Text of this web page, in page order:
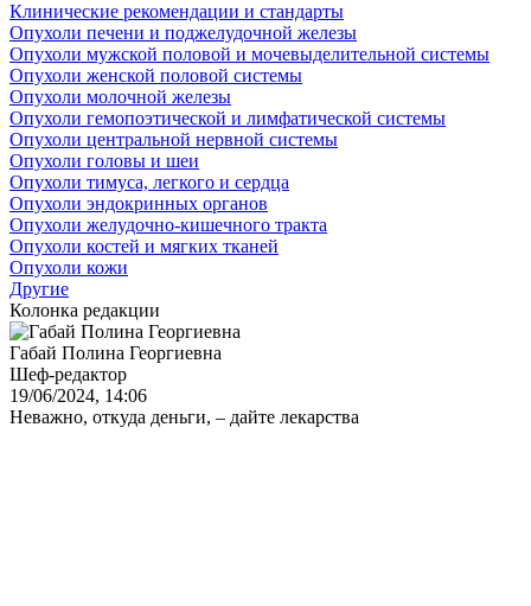
Клинические рекомендации и стандарты
Опухоли печени и поджелудочной железы
Опухоли мужской половой и мочевыделительной системы
Опухоли женской половой системы
Опухоли молочной железы
Опухоли гемопоэтической и лимфатической системы
Опухоли центральной нервной системы
Опухоли головы и шеи
Опухоли тимуса, легкого и сердца
Опухоли эндокринных органов
Опухоли желудочно-кишечного тракта
Опухоли костей и мягких тканей
Опухоли кожи
Другие
Колонка редакции
Габай Полина Георгиевна
Шеф-редактор
19/06/2024, 14:06
Неважно, откуда деньги, – дайте лекарства